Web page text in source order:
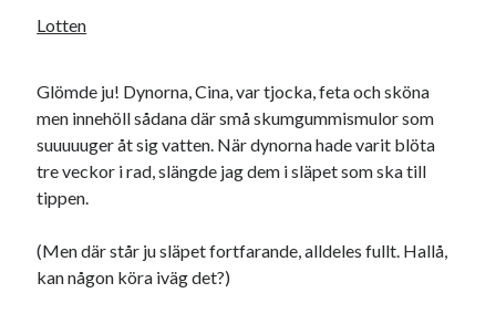
Lotten
Glömde ju! Dynorna, Cina, var tjocka, feta och sköna
men innehöll sådana där små skumgummismulor som
suuuuuger åt sig vatten. När dynorna hade varit blöta
tre veckor i rad, slängde jag dem i släpet som ska till
tippen.
(Men där står ju släpet fortfarande, alldeles fullt. Hallå,
kan någon köra iväg det?)